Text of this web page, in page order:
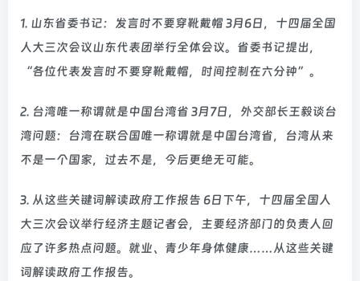
1. 山东省委书记：发言时不要穿靴戴帽 3月6日，十四届全国
人大三次会议山东代表团举行全体会议。省委书记提出，
“各位代表发言时不要穿靴戴帽，时间控制在六分钟”。
2. 台湾唯一称谓就是中国台湾省 3月7日，外交部长王毅谈台
湾问题：台湾在联合国唯一称谓就是中国台湾省，台湾从来
不是一个国家，过去不是，今后更绝无可能。
3. 从这些关键词解读政府工作报告 6日下午，十四届全国人
大三次会议举行经济主题记者会，主要经济部门的负责人回
应了许多热点问题。就业、青少年身体健康……从这些关键
词解读政府工作报告。